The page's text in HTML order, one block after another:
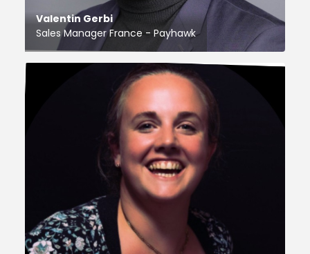
Valentin Gerbi
Sales Manager France - Payhawk